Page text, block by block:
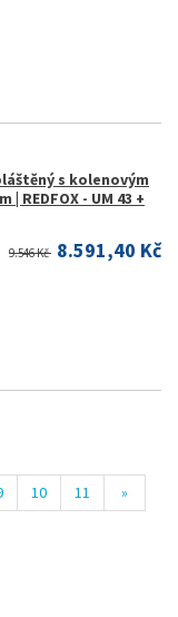
s kolenovým
| REDFOX - UM 43 +
9.546 Kč 8.591,40 Kč
10 11
»